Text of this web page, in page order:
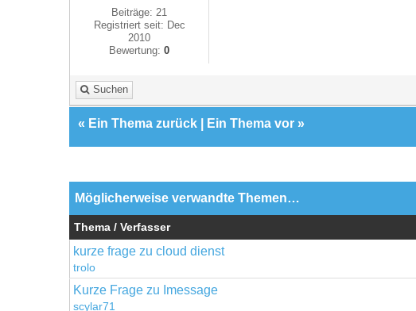
Beiträge: 21
Registriert seit: Dec
2010
Bewertung:0
Suchen
« Ein Thema zurück Ein Thema vor »
Möglicherweise verwandte Themen…
Thema / Verfasser
kurze frage zu cloud dienst
trolo
Kurze Frage zu Imessage
scylar71